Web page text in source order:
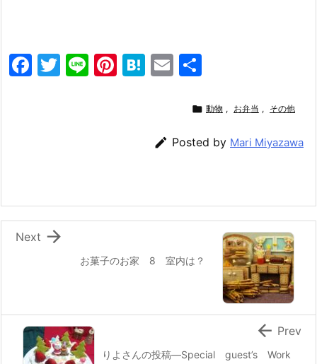
F
o
k
T
Li Pi H
a
E
l
 動物 , お弁当 , その他
 Posted by Mari Miyazawa
お菓子のお家 8 室内は？

Next
りよさんの投稿—Special guest’s Work
 Prev